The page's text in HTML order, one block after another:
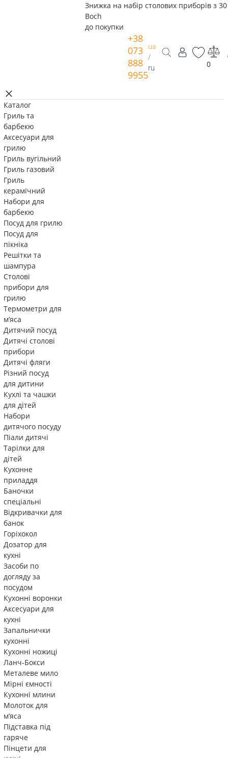
Знижка на набір столових приборів з
Boch
до покупки
+38
073
888
9955
ua
/
ru
0
Каталог
Гриль та
барбекю
Аксесуари для
грилю
Гриль вугільний
Гриль газовий
Гриль
керамічний
Набори для
барбекю
Посуд для грилю
Посуд для
пікніка
Решітки та
шампура
Столові
прибори для
грилю
Термометри для
м’яса
Дитячий посуд
Дитячі столові
прибори
Дитячі фляги
Різний посуд
для дитини
Кухлі та чашки
для дітей
Набори
дитячого посуду
Піали дитячі
Тарілки для
дітей
Кухонне
приладдя
Баночки
спеціальні
Відкривачки для
банок
Горіхокол
Дозатор для
кухні
Засоби по
догляду за
посудом
Кухонні воронки
Аксесуари для
кухні
Запальнички
кухонні
Кухонні ножиці
Ланч-Бокси
Металеве мило
Мірні ємності
Кухонні млини
Молоток для
м’яса
Підставка під
гаряче
Пінцети для